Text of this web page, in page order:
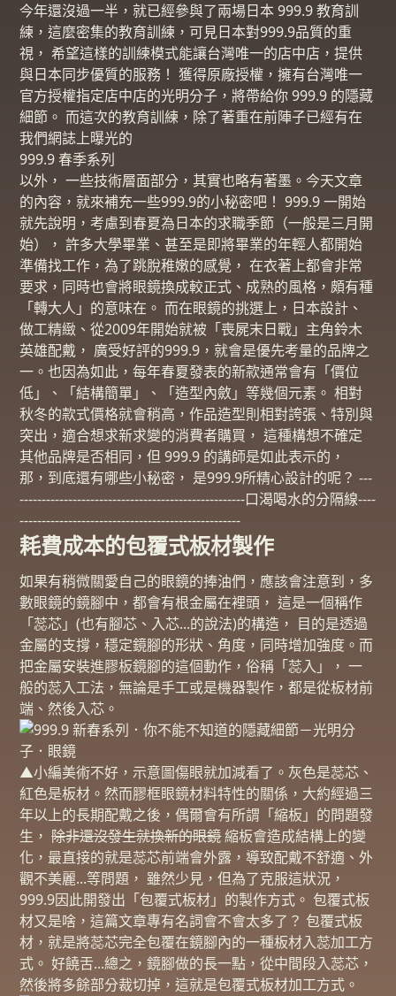
今年還沒過一半，就已經參與了兩場日本 999.9 教育訓
練，這麼密集的教育訓練，可見日本對999.9品質的重
視， 希望這樣的訓練模式能讓台灣唯一的店中店，提供
與日本同步優質的服務！ 獲得原廠授權，擁有台灣唯一
官方授權指定店中店的光明分子，將帶給你 999.9 的隱藏
細節。而這次的教育訓練，除了著重在前陣子已經有在
我們網誌上曝光的
999.9 春季系列
以外， 一些技術層面部分，其實也略有著墨。今天文章
的內容，就來補充一些999.9的小秘密吧！ 999.9 一開始
就先說明，考慮到春夏為日本的求職季節（一般是三月開
始）， 許多大學畢業、甚至是即將畢業的年輕人都開始
準備找工作，為了跳脫稚嫩的感覺， 在衣著上都會非常
要求，同時也會將眼鏡換成較正式、成熟的風格，頗有種
「轉大人」的意味在。 而在眼鏡的挑選上，日本設計、
做工精緻、從2009年開始就被「喪屍末日戰」主角鈴木
英雄配戴， 廣受好評的999.9，就會是優先考量的品牌之
一。也因為如此，每年春夏發表的新款通常會有「價位
低」、「結構簡單」、「造型內斂」等幾個元素。 相對
秋冬的款式價格就會稍高，作品造型則相對誇張、特別與
突出，適合想求新求變的消費者購買， 這種構想不確定
其他品牌是否相同，但 999.9 的講師是如此表示的，
那，到底還有哪些小秘密， 是999.9所精心設計的呢？ ---
---------------------------------------------------口渴喝水的分隔線----
--------------------------------------------------
耗費成本的包覆式板材製作
如果有稍微關愛自己的眼鏡的捧油們，應該會注意到，多
數眼鏡的鏡腳中，都會有根金屬在裡頭， 這是一個稱作
「蕊芯」(也有腳芯、入芯...的說法)的構造， 目的是透過
金屬的支撐，穩定鏡腳的形狀、角度，同時增加強度。而
把金屬安裝進膠板鏡腳的這個動作，俗稱「蕊入」， 一
般的蕊入工法，無論是手工或是機器製作，都是從板材前
端、然後入芯。
▲小編美術不好，示意圖傷眼就加減看了。灰色是蕊芯、
紅色是板材。然而膠框眼鏡材料特性的關係，大約經過三
年以上的長期配戴之後，偶爾會有所謂「縮板」的問題發
生，除非還沒發生就換新的眼鏡縮板會造成結構上的變
化，最直接的就是蕊芯前端會外露，導致配戴不舒適、外
觀不美麗...等問題， 雖然少見，但為了克服這狀況，
999.9因此開發出「包覆式板材」的製作方式。 包覆式板
材又是啥，這篇文章專有名詞會不會太多了？ 包覆式板
材，就是將蕊芯完全包覆在鏡腳內的一種板材入蕊加工方
式。 好饒舌...總之，鏡腳做的長一點，從中間段入蕊芯，
然後將多餘部分裁切掉，這就是包覆式板材加工方式。